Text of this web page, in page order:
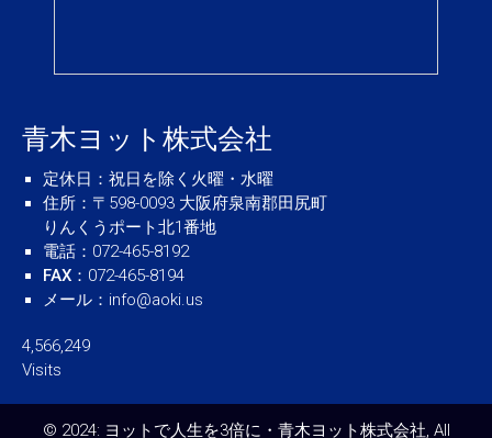
青木ヨット株式会社
定休日 ：祝日を除く火曜・水曜
住所 ：〒598-0093 大阪府泉南郡田尻町
りんくうポート北1番地
電話 ：072-465-8192
FAX ：072-465-8194
メール ： info@aoki.us
4,566,249
Visits
© 2024: ヨットで人生を3倍に・青木ヨット株式会社, All